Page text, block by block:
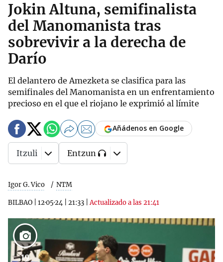
Jokin Altuna, semifinalista
del Manomanista tras
sobrevivir a la derecha de
Darío
El delantero de Amezketa se clasifica para las
semifinales del Manomanista en un enfrentamiento
precioso en el que el riojano le exprimió al límite
Igor G. Vico NTM
BILBAO 12·05·24 21:33 |Actualizado a las 21:41
Añádenos en Google
Itzuli Entzun
19